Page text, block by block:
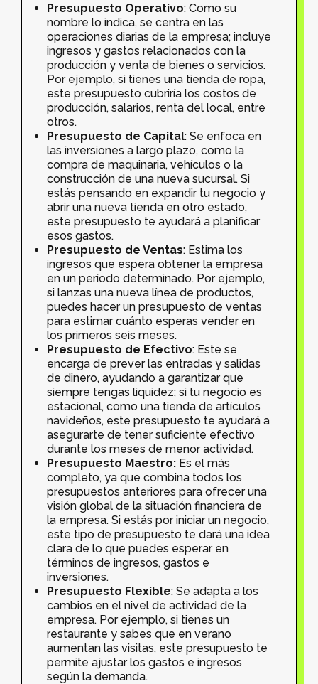
Presupuesto Operativo: Como su
nombre lo indica, se centra en las
operaciones diarias de la empresa; incluye
ingresos y gastos relacionados con la
producción y venta de bienes o servicios.
Por ejemplo, si tienes una tienda de ropa,
este presupuesto cubriría los costos de
producción, salarios, renta del local, entre
otros.
Presupuesto de Capital: Se enfoca en
las inversiones a largo plazo, como la
compra de maquinaria, vehículos o la
construcción de una nueva sucursal. Si
estás pensando en expandir tu negocio y
abrir una nueva tienda en otro estado,
este presupuesto te ayudará a planificar
esos gastos.
Presupuesto de Ventas: Estima los
ingresos que espera obtener la empresa
en un período determinado. Por ejemplo,
si lanzas una nueva línea de productos,
puedes hacer un presupuesto de ventas
para estimar cuánto esperas vender en
los primeros seis meses.
Presupuesto de Efectivo: Este se
encarga de prever las entradas y salidas
de dinero, ayudando a garantizar que
siempre tengas liquidez; si tu negocio es
estacional, como una tienda de artículos
navideños, este presupuesto te ayudará a
asegurarte de tener suficiente efectivo
durante los meses de menor actividad.
Presupuesto Maestro: Es el más
completo, ya que combina todos los
presupuestos anteriores para ofrecer una
visión global de la situación financiera de
la empresa. Si estás por iniciar un negocio,
este tipo de presupuesto te dará una idea
clara de lo que puedes esperar en
términos de ingresos, gastos e
inversiones.
Presupuesto Flexible: Se adapta a los
cambios en el nivel de actividad de la
empresa. Por ejemplo, si tienes un
restaurante y sabes que en verano
aumentan las visitas, este presupuesto te
permite ajustar los gastos e ingresos
según la demanda.